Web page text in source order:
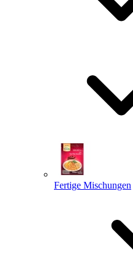
Fertige Mischungen